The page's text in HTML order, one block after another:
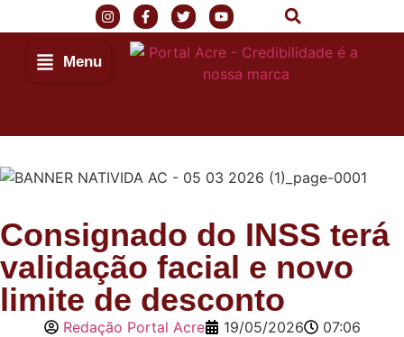
Menu
Consignado do INSS terá
validação facial e novo
limite de desconto
Redação Portal Acre 19/05/2026 07:06